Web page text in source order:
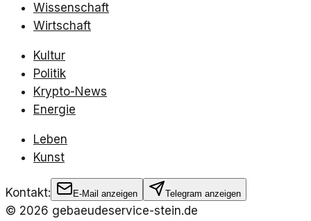
Wissenschaft
Wirtschaft
Kultur
Politik
Krypto-News
Energie
Leben
Kunst
Kontakt: E-Mail anzeigen Telegram anzeigen
© 2026 gebaeudeservice-stein.de